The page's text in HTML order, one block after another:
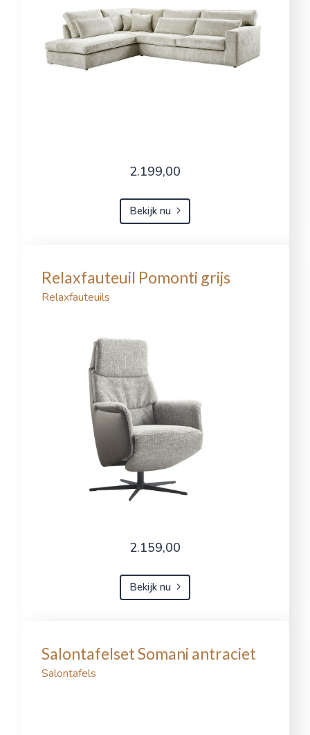
2.199,00
Bekijk nu
Relaxfauteuil Pomonti grijs
Relaxfauteuils
2.159,00
Bekijk nu
Salontafelset Somani antraciet
Salontafels